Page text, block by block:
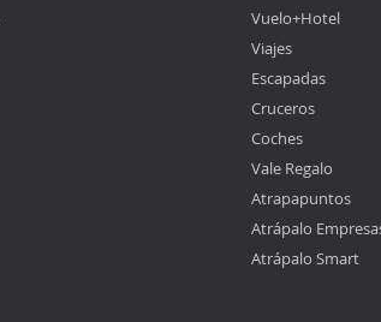
Vuelo+Hotel
Viajes
Escapadas
Cruceros
Coches
Vale Regalo
Atrapapuntos
Atrápalo
Atrápalo Smart